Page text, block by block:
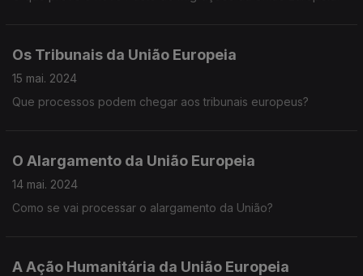
Os Tribunais da União Europeia
15 mai. 2024
Que processos podem chegar aos tribunais europeus?
O Alargamento da União Europeia
14 mai. 2024
Como se vai processar o alargamento da União?
A Ação Humanitária da União Europeia